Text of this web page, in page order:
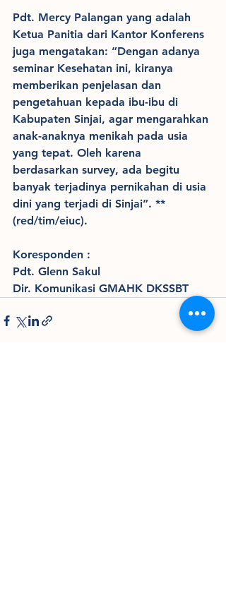
Pdt. Mercy Palangan yang adalah
Ketua Panitia dari Kantor Konferens
juga mengatakan: ”Dengan adanya
seminar Kesehatan ini, kiranya
memberikan penjelasan dan
pengetahuan kepada ibu-ibu di
Kabupaten Sinjai, agar mengarahkan
anak-anaknya menikah pada usia
yang tepat. Oleh karena
berdasarkan survey, ada begitu
banyak terjadinya pernikahan di usia
dini yang terjadi di Sinjai”. **
(red/tim/eiuc).
Koresponden :
Pdt. Glenn Sakul
Dir. Komunikasi GMAHK DKSSBT